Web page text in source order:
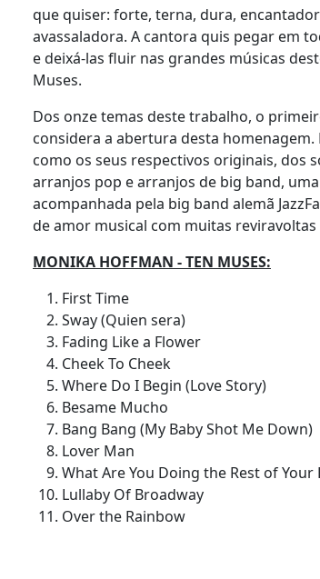
que quiser: forte, terna, dura,
avassaladora. A cantora quis pegar em
e deixá-las fluir nas grandes músicas
Muses.
Dos onze temas deste trabalho, o
considera a abertura desta
como os seus respectivos originais, dos
arranjos pop e arranjos de big band,
acompanhada pela big band alemã
de amor musical com muitas
MONIKA HOFFMAN - TEN MUSES:
First Time
Sway (Quien sera)
Fading Like a Flower
Cheek To Cheek
Where Do I Begin (Love Story)
Besame Mucho
Bang Bang (My Baby Shot Me Down)
Lover Man
What Are You Doing the Rest of Your
Lullaby Of Broadway
Over the Rainbow